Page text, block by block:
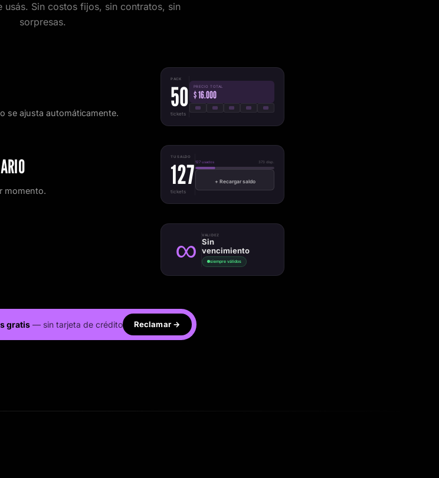
usás. Sin costos fijos, sin contratos, sin
sorpresas.
se ajusta automáticamente.
PACK
50
tickets
PRECIO TOTAL
$ 16.000
momento.
TU SALDO
127
tickets
127 usados 373 disp.
+ Recargar saldo
∞ VALIDEZ
Sin
vencimiento
siempre válidos
gratis— sin tarjeta de crédito Reclamar →